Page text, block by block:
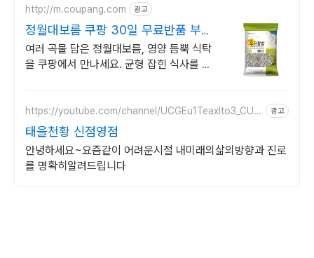
http://m.coupang.com 광고
정월대보름 쿠팡 30일 무료반품 부담
없이
여러 곡물 담은 정월대보름, 영양 듬뿍 식탁
을 쿠팡에서 만나세요. 균형 잡힌 식사를 원
https://youtube.com/channel/UCGEu1Teaxlto3_CUUl
광고
태을천황 신점영점
안녕하세요~요즘같이 어려운시절 내미래의삶의방향과 진로
를 명확히알려드립니다